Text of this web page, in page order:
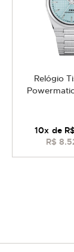
Relógio
R$
10x de